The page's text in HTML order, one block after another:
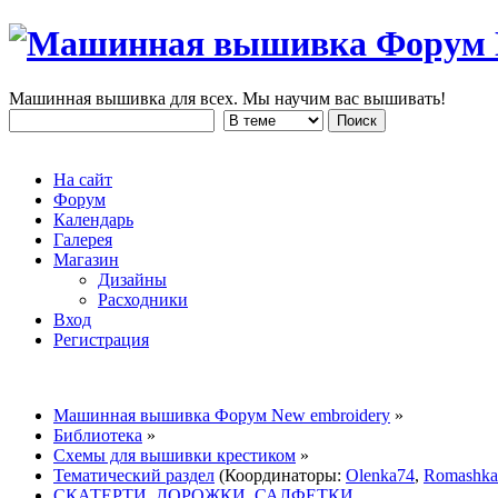
Машинная вышивка для всех. Мы научим вас вышивать!
На сайт
Форум
Календарь
Галерея
Магазин
Дизайны
Расходники
Вход
Регистрация
Машинная вышивка Форум New embroidery »
Библиотека »
Схемы для вышивки крестиком »
Тематический раздел (Координаторы: Olenka74, Romashka